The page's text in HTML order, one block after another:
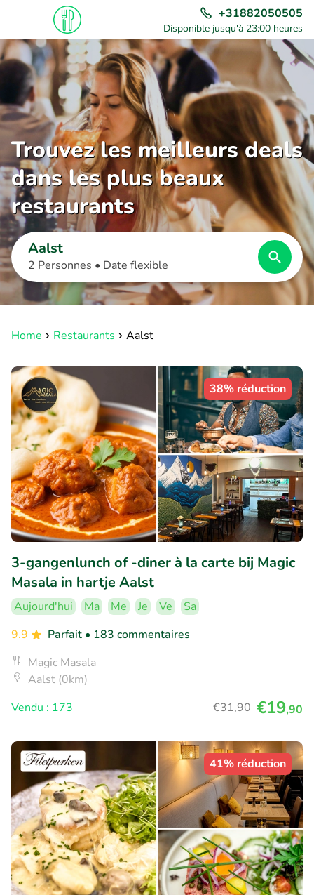
+31882050505
Disponible jusqu'à 23:00 heures
Trouvez les meilleurs deals
dans les plus beaux
restaurants
Aalst
2 Personnes • Date flexible
Home Restaurants Aalst
38% réduction
3-gangenlunch of -diner à la carte bij Magic
Masala in hartje Aalst
Aujourd'hui Ma Me Je Ve
Sa
9.9
Parfait • 183 commentaires
Magic Masala
Aalst (0km)
Vendu : 173
€31,90 €19,90
41% réduction